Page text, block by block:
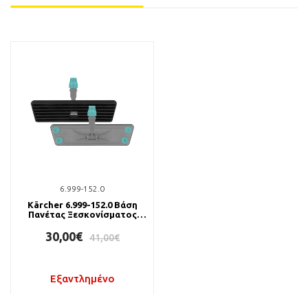
6.999-152.0
Kärcher 6.999-152.0 Βάση
Πανέτας Ξεσκονίσματος
30,00€ 41,00€
Εξαντλημένο